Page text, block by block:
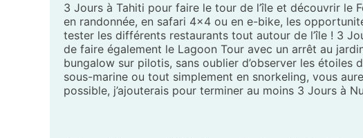
3 Jours à Tahiti pour faire le tour de l’île et découvrir le
en randonnée, en safari 4x4 ou en e-bike, les
tester les différents restaurants tout autour de l’île ! 3
de faire également le Lagoon Tour avec un arrêt au
bungalow sur pilotis, sans oublier d’observer les
sous-marine ou tout simplement en snorkeling, vous
possible, j’ajouterais pour terminer au moins 3 Jours à